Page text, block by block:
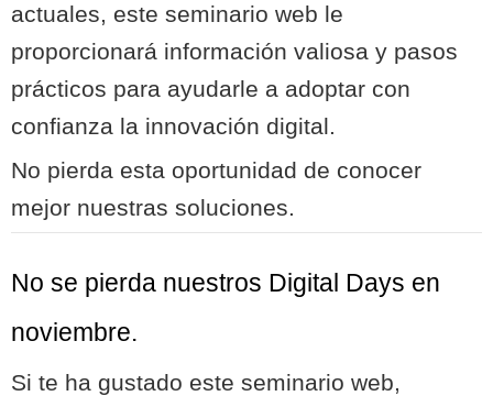
actuales, este seminario web le
proporcionará información valiosa y pasos
prácticos para ayudarle a adoptar con
confianza la innovación digital.
No pierda esta oportunidad de conocer
mejor nuestras soluciones.
No se pierda nuestros Digital Days en
noviembre.
Si te ha gustado este seminario web,